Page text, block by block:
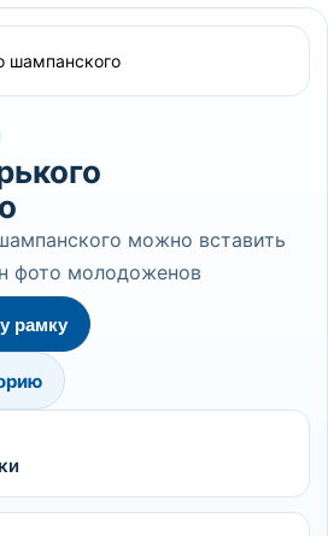
можно вставить
фото молодоженов
рамку